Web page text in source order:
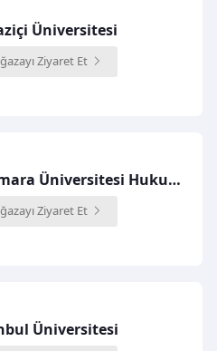
Üniversitesi
Ziyaret Et
Marmara Üniversitesi Hukuk Fakültesi
Ziyaret Et
Üniversitesi